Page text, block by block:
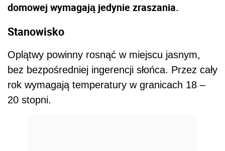
domowej wymagają jedynie zraszania.
Stanowisko
Oplątwy powinny rosnąć w miejscu jasnym,
bez bezpośredniej ingerencji słońca. Przez cały
rok wymagają temperatury w granicach 18 –
20 stopni.